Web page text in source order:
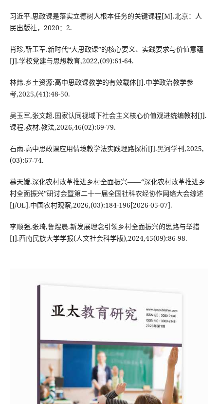
习近平.思政课是落实立德树人根本任务的关键课程[M].北京：人
民出版社，2020：2.
肖珍,靳玉军.新时代“大思政课”的核心要义、实践要求与价值意蕴
[J].学校党建与思想教育,2022,(09):61-64.
林炜.乡土资源:高中思政课教学的有效载体[J].中学政治教学参
考,2025,(41):48-50.
吴玉军,张文超.国家认同视域下社会主义核心价值观进统编教材[J].
课程.教材.教法,2026,46(02):69-79.
石雨.高中思政课应用情境教学法实践理路探析[J].黑河学刊,2025,
(03):67-74.
慕天媛.深化农村改革推进乡村全面振兴——“深化农村改革推进乡
村全面振兴”研讨会暨第二十一届全国社科农经协作网络大会综述
[J/OL].中国农村观察,2026,(03):184-196[2026-05-07].
李顺强,张琦,鲁煜晨.新发展理念引领乡村全面振兴的思路与举措
[J].西南民族大学学报(人文社会科学版),2024,45(09):86-98.